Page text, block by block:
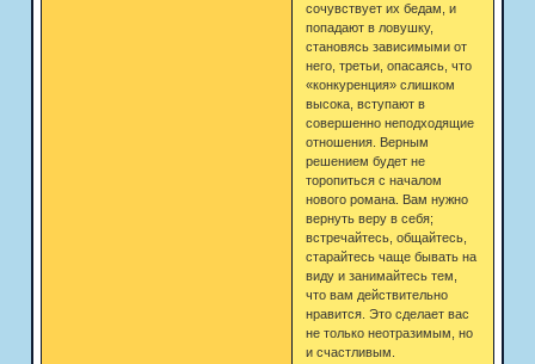
сочувствует их бедам, и
попадают в ловушку,
становясь зависимыми от
него, третьи, опасаясь, что
«конкуренция» слишком
высока, вступают в
совершенно неподходящие
отношения. Верным
решением будет не
торопиться с началом
нового романа. Вам нужно
вернуть веру в себя;
встречайтесь, общайтесь,
старайтесь чаще бывать на
виду и занимайтесь тем,
что вам действительно
нравится. Это сделает вас
не только неотразимым, но
и счастливым.